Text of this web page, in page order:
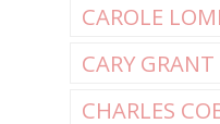
CAROLE
CARY GRANT
CHARLES